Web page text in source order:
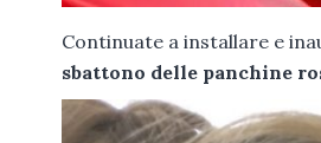
Continuate a installare e
sbattono delle panchine